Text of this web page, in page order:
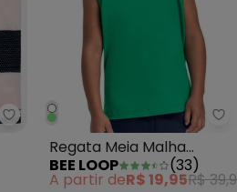
Milon - Regata Infantil
Regata Meia Malha
Menino Verde
BEE LOOP (33)
A partir deR$ 19,95R$